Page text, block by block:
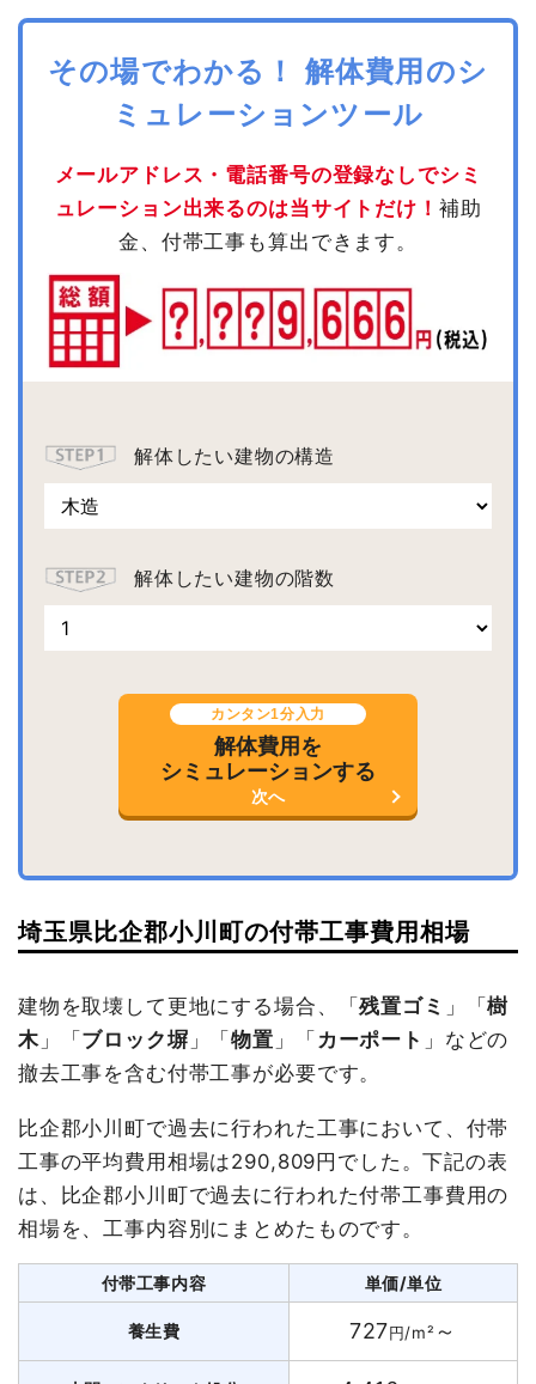
その場でわかる！ 解体費用のシ
ミュレーションツール
メールアドレス・電話番号の登録なしでシミ
ュレーション出来るのは当サイトだけ！ 補助
金、付帯工事も算出できます。
解体したい建物の構造
解体したい建物の階数
カンタン1分入力
解体費用を
シミュレーションする
次へ
埼玉県比企郡小川町の付帯工事費用相場
建物を取壊して更地にする場合、「残置ゴミ 」「樹
木」「 ブロック塀 」「物置 」「 カーポート 」などの
撤去工事を含む付帯工事が必要です。
比企郡小川町で過去に行われた工事において、付帯
工事の平均費用相場は290,809円でした。下記の表
は、比企郡小川町で過去に行われた付帯工事費用の
相場を、工事内容別にまとめたものです。
付帯工事内容 単価/単位
養生費 727円/m² ～